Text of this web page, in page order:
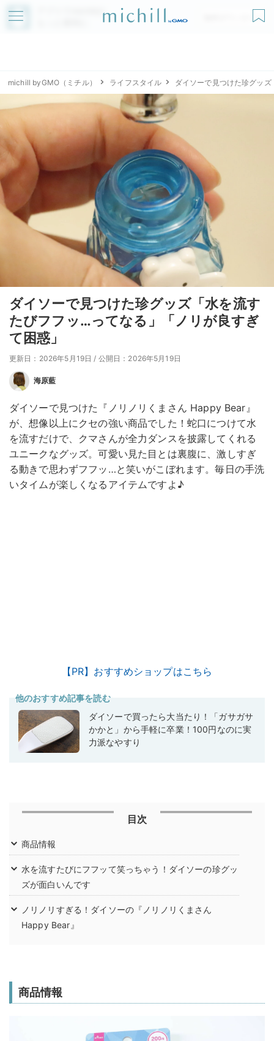
アプリでmichillが
無料ダウンロード
michill byGMO（ミチル） ライフスタイル ダイソーで見つけた珍グッズ
ダイソーで見つけた珍グッズ「水を流す
たびフフッ…ってなる」「ノリが良すぎ
て困惑」
更新日：2026年5月19日 / 公開日：2026年5月19日
海原藍
ダイソーで見つけた『ノリノリくまさん Happy Bear』
が、想像以上にクセの強い商品でした！蛇口につけて水
を流すだけで、クマさんが全力ダンスを披露してくれる
ユニークなグッズ。可愛い見た目とは裏腹に、激しすぎ
る動きで思わずフフッ…と笑いがこぼれます。毎日の手洗
いタイムが楽しくなるアイテムですよ♪
【PR】おすすめショップはこちら
他のおすすめ記事を読む
ダイソーで買ったら大当たり！「ガサガサ
かかと」から手軽に卒業！100円なのに実
力派なやすり
目次
商品情報
水を流すたびにフフッて笑っちゃう！ダイソーの珍グッ
ズが面白いんです
ノリノリすぎる！ダイソーの『ノリノリくまさん
Happy Bear』
商品情報